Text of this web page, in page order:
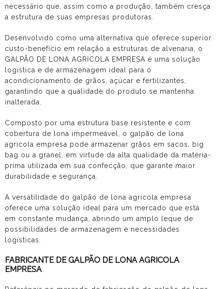
necessário que, assim como a produção, também cresça
a estrutura de suas empresas produtoras.
Desenvolvido como uma alternativa que oferece superior
custo-benefício em relação a estruturas de alvenaria, o
GALPÃO DE LONA AGRICOLA EMPRESA é uma solução
logística e de armazenagem ideal para o
acondicionamento de grãos, açúcar e fertilizantes,
garantindo que a qualidade do produto se mantenha
inalterada.
Composto por uma estrutura base resistente e com
cobertura de lona impermeável, o galpão de lona
agricola empresa pode armazenar grãos em sacos, big
bag ou a granel, em virtude da alta qualidade da matéria-
prima utilizada em sua confecção, que garante maior
durabilidade e segurança.
A versatilidade do galpão de lona agricola empresa
oferece uma solução ideal para um mercado que está
em constante mudança, abrindo um amplo leque de
possibilidades de armazenagem e necessidades
logísticas.
FABRICANTE DE GALPÃO DE LONA AGRICOLA
EMPRESA